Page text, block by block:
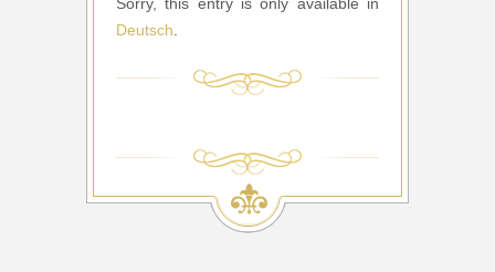
Sorry, this entry is only available in
Deutsch.